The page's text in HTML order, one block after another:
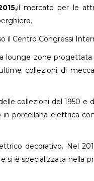
il mercato per le
il Centro Congressi
lounge zone progettata
collezioni di
collezioni del 1950 e
porcellana elettrica
decorativo. Nel
si è specializzata nella